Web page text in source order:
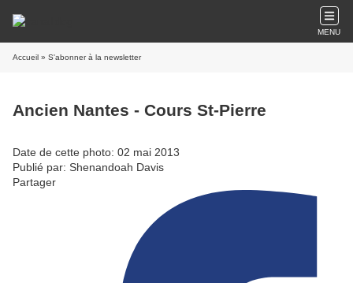
MENU
Accueil » S'abonner à la newsletter
Ancien Nantes - Cours St-Pierre
Date de cette photo: 02 mai 2013
Publié par: Shenandoah Davis
Partager